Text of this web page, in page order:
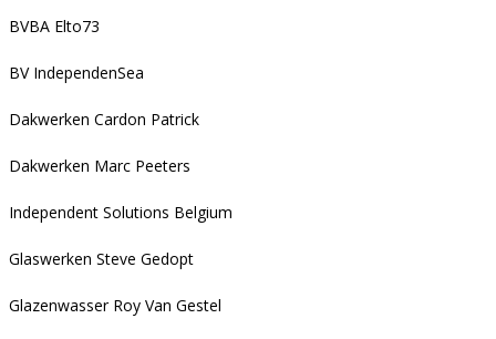
BVBA Elto73
BV IndependenSea
Dakwerken Cardon Patrick
Dakwerken Marc Peeters
Independent Solutions Belgium
Glaswerken Steve Gedopt
Glazenwasser Roy Van Gestel